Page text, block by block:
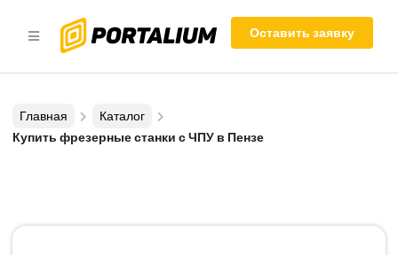
Оставить заявку
Главная
Каталог
Купить фрезерные станки с ЧПУ в Пензе